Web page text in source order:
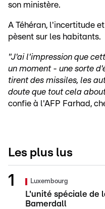
son ministère.
A Téhéran, l'incertitude
pèsent sur les habitants.
"J'ai l'impression que
un moment - une sorte
tirent des missiles, les
doute que tout cela
confie à l'AFP Farhad,
Les plus lus
Luxembourg
L'unité spéciale de
Bamerdall